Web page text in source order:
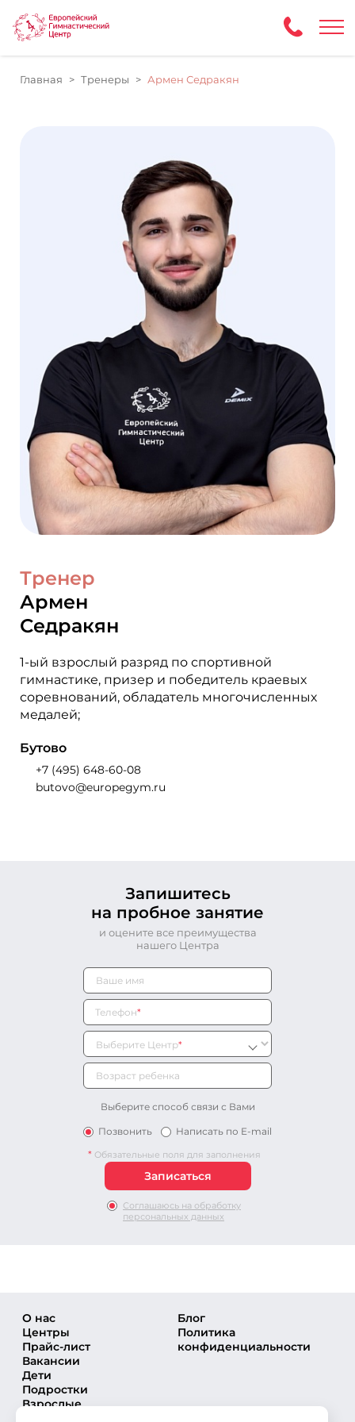
Главная Тренеры Армен Седракян
Тренер
Армен
Седракян
1-ый взрослый разряд по спортивной
гимнастике, призер и победитель краевых
соревнований, обладатель многочисленных
медалей;
Бутово
+7 (495) 648-60-08
butovo@europegym.ru
Запишитесь
на пробное занятие
и оцените все преимущества
нашего Центра
Телефон*
Выберите Центр*
Выберите способ связи с Вами
Позвонить
Написать по E-mail
* Обязательные поля для заполнения
Соглашаюсь на обработку
персональных данных
О нас
Центры
Прайс-лист
Вакансии
Дети
Подростки
Взрослые
Блог
Политика
конфиденциальности